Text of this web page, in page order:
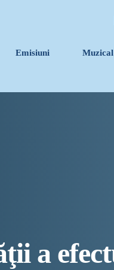
Emisiuni Muzical
a